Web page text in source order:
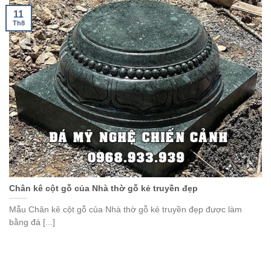
Chân kê cột gỗ của Nhà thờ gỗ kẻ truyền đẹp
Mẫu Chân kê cột gỗ của Nhà thờ gỗ kẻ truyền đẹp được làm
bằng đá [...]
11
Th8